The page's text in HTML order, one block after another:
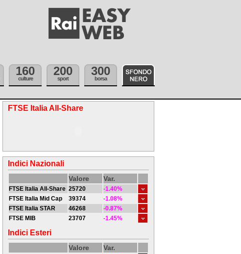
160
culture
200
sport
300
borsa
FTSE Italia All-Share
Indici Nazionali
Valore Var.
FTSE Italia All-Share 25720
-1.40%
FTSE Italia Mid Cap
39374
-1.08%
FTSE Italia STAR
46268
-0.87%
FTSE MIB
23707 -1.45%
Indici Esteri
Valore Var.